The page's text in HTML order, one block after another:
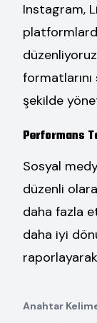
Instagram,
şekilde
Performans
Sosyal
düzenli
daha fazla
daha iyi
Anahtar